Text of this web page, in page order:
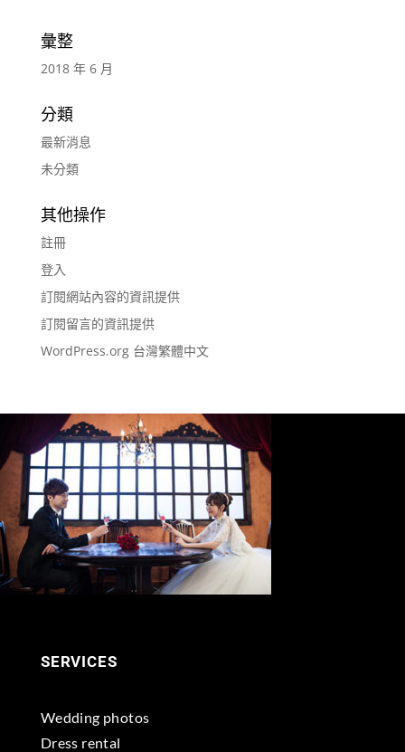
彙整
2018 年 6 月
分類
最新消息
未分類
其他操作
註冊
登入
訂閱網站內容的資訊提供
訂閱留言的資訊提供
WordPress.org 台灣繁體中文
SERVICES
Wedding photos
Dress rental